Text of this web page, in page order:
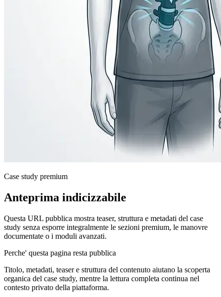
Case study premium
Anteprima indicizzabile
Questa URL pubblica mostra teaser, struttura e metadati del case
study senza esporre integralmente le sezioni premium, le manovre
documentate o i moduli avanzati.
Perche' questa pagina resta pubblica
Titolo, metadati, teaser e struttura del contenuto aiutano la scoperta
organica del case study, mentre la lettura completa continua nel
contesto privato della piattaforma.